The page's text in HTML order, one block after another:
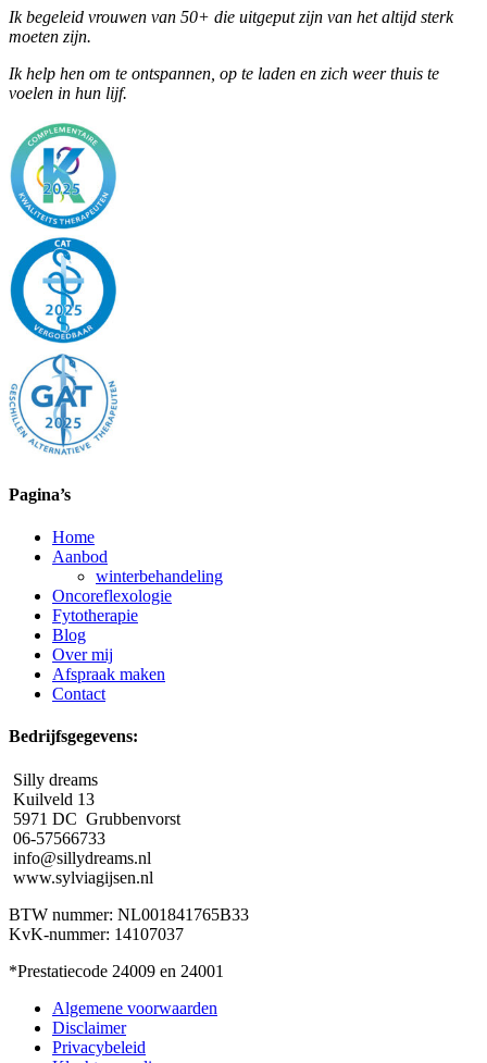
Ik begeleid vrouwen van 50+ die uitgeput zijn van het altijd sterk
moeten zijn.
Ik help hen om te ontspannen, op te laden en zich weer thuis te
voelen in hun lijf.
Pagina’s
Home
Aanbod
winterbehandeling
Oncoreflexologie
Fytotherapie
Blog
Over mij
Afspraak maken
Contact
Bedrijfsgegevens:
Silly dreams
Kuilveld 13
5971 DC Grubbenvorst
06-57566733
info@sillydreams.nl
www.sylviagijsen.nl
BTW nummer: NL001841765B33
KvK-nummer: 14107037
*Prestatiecode 24009 en 24001
Algemene voorwaarden
Disclaimer
Privacybeleid